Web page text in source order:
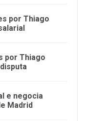
por Thiago
por Thiago
e negocia
Madrid